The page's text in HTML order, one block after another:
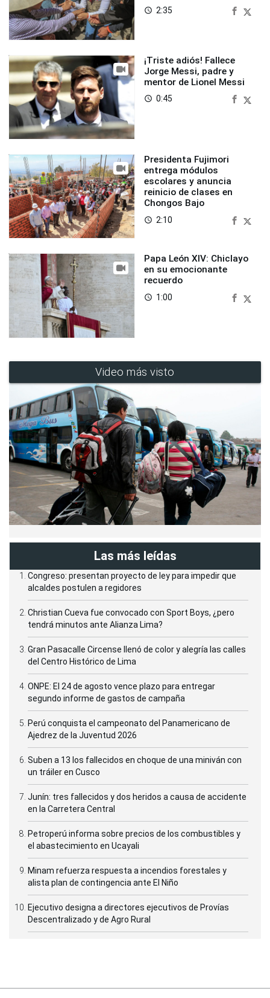
access_time 2:35
¡Triste adiós! Fallece
Jorge Messi, padre y
mentor de Lionel Messi
access_time 0:45
Presidenta Fujimori
entrega módulos
escolares y anuncia
reinicio de clases en
Chongos Bajo
access_time 2:10
Papa León XIV: Chiclayo
en su emocionante
recuerdo
access_time 1:00
Video más visto
Las más leídas
Congreso: presentan proyecto de ley para impedir que
alcaldes postulen a regidores
Christian Cueva fue convocado con Sport Boys, ¿pero
tendrá minutos ante Alianza Lima?
Gran Pasacalle Circense llenó de color y alegría las calles
del Centro Histórico de Lima
ONPE: El 24 de agosto vence plazo para entregar
segundo informe de gastos de campaña
Perú conquista el campeonato del Panamericano de
Ajedrez de la Juventud 2026
Suben a 13 los fallecidos en choque de una miniván con
un tráiler en Cusco
Junín: tres fallecidos y dos heridos a causa de accidente
en la Carretera Central
Petroperú informa sobre precios de los combustibles y
el abastecimiento en Ucayali
Minam refuerza respuesta a incendios forestales y
alista plan de contingencia ante El Niño
Ejecutivo designa a directores ejecutivos de Provías
Descentralizado y de Agro Rural